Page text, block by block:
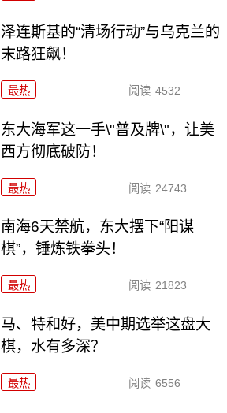
泽连斯基的“清场行动”与乌克兰的
末路狂飙！
最热 阅读 4532
东大海军这一手\"普及牌\"，让美
西方彻底破防！
最热 阅读 24743
南海6天禁航，东大摆下“阳谋
棋”，锤炼铁拳头！
最热 阅读 21823
马、特和好，美中期选举这盘大
棋，水有多深？
最热 阅读 6556